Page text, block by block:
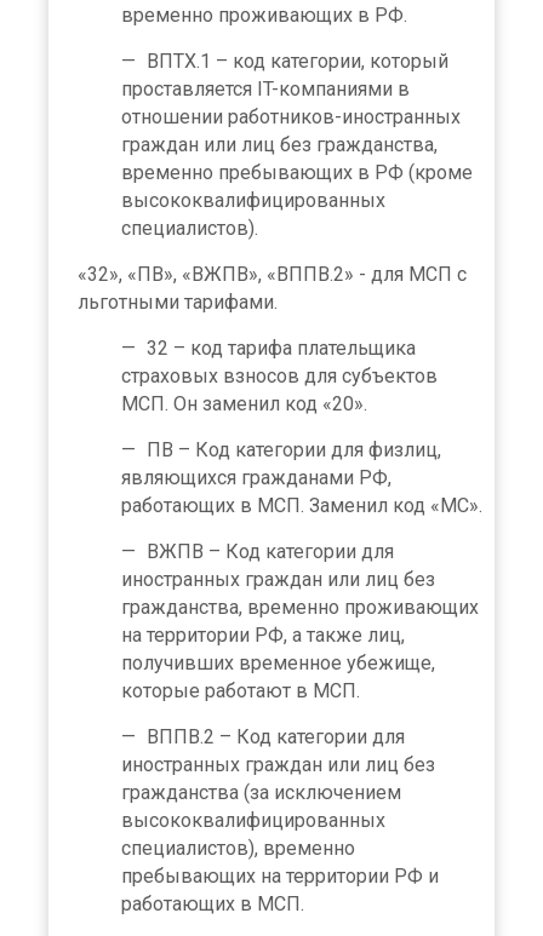
временно проживающих в РФ.
ВПТХ.1 – код категории, который
проставляется IT-компаниями в
отношении работников-иностранных
граждан или лиц без гражданства,
временно пребывающих в РФ (кроме
высококвалифицированных
специалистов).
«32», «ПВ», «ВЖПВ», «ВППВ.2» - для МСП с
льготными тарифами.
32 – код тарифа плательщика
страховых взносов для субъектов
МСП. Он заменил код «20».
ПВ – Код категории для физлиц,
являющихся гражданами РФ,
работающих в МСП. Заменил код «МС».
ВЖПВ – Код категории для
иностранных граждан или лиц без
гражданства, временно проживающих
на территории РФ, а также лиц,
получивших временное убежище,
которые работают в МСП.
ВППВ.2 – Код категории для
иностранных граждан или лиц без
гражданства (за исключением
высококвалифицированных
специалистов), временно
пребывающих на территории РФ и
работающих в МСП.